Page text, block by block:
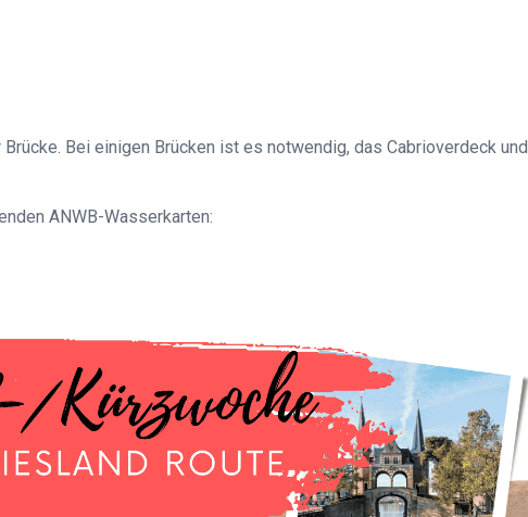
Bei einigen Brücken ist es notwendig, das Cabrioverdeck und
ANWB-Wasserkarten: